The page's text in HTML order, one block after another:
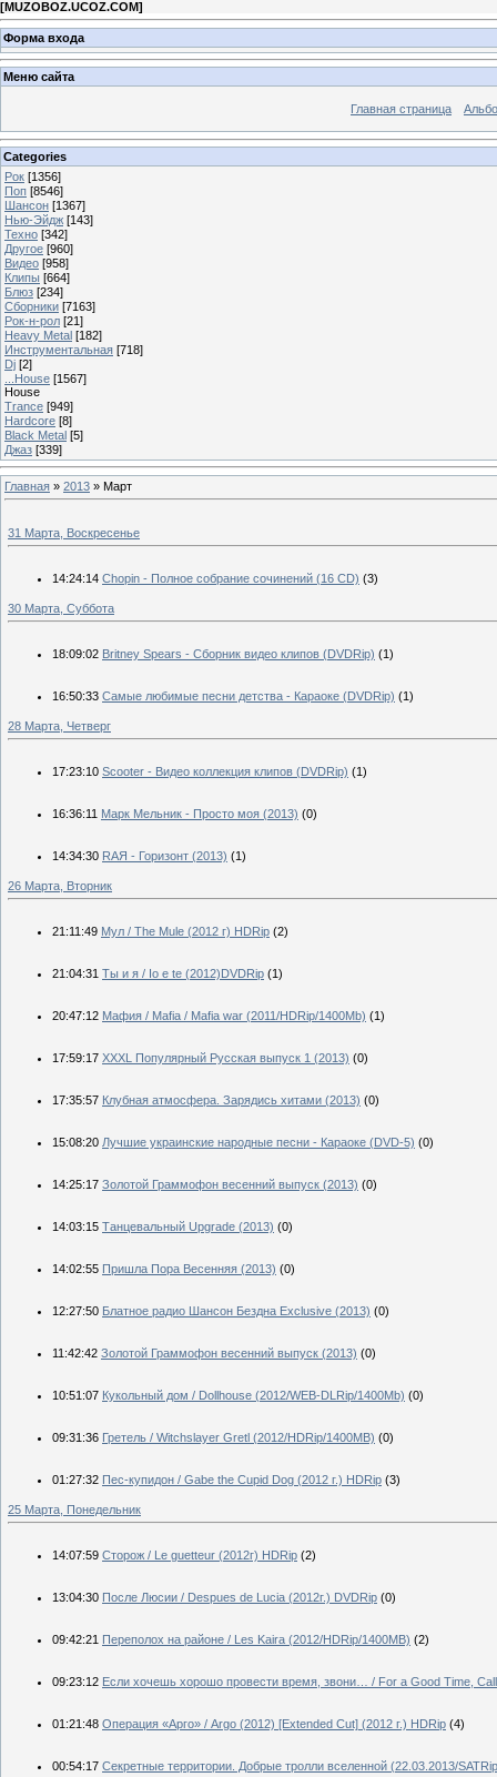
[MUZOBOZ.UCOZ.COM]
Форма входа
Меню сайта
Главная страница
Categories
Рок [1356]
Поп [8546]
Шансон [1367]
Нью-Эйдж [143]
Техно [342]
Другое [960]
Видео [958]
Клипы [664]
Блюз [234]
Сборники [7163]
Рок-н-рол [21]
Heavy Metal [182]
Инструментальная [718]
Dj [2]
...House [1567]
House
Trance [949]
Hardcore [8]
Black Metal [5]
Джаз [339]
Главная » 2013 » Март
31 Марта, Воскресенье
14:24:14 Chopin - Полное собрание сочинений (16 CD) (3)
30 Марта, Суббота
18:09:02 Britney Spears - Сборник видео клипов (DVDRip) (1)
16:50:33 Самые любимые песни детства - Караоке (DVDRip) (1)
28 Марта, Четверг
17:23:10 Scooter - Видео коллекция клипов (DVDRip) (1)
16:36:11 Марк Мельник - Просто моя (2013) (0)
14:34:30 RAЯ - Горизонт (2013) (1)
26 Марта, Вторник
21:11:49 Мул / The Mule (2012 г) HDRip (2)
21:04:31 Ты и я / Io e te (2012)DVDRip (1)
20:47:12 Мафия / Mafia / Mafia war (2011/HDRip/1400Mb) (1)
17:59:17 XXXL Популярный Русская выпуск 1 (2013) (0)
17:35:57 Клубная атмосфера. Зарядись хитами (2013) (0)
15:08:20 Лучшие украинские народные песни - Караоке (DVD-5) (0)
14:25:17 Золотой Граммофон весенний выпуск (2013) (0)
14:03:15 Танцевальный Upgrade (2013) (0)
14:02:55 Пришла Пора Весенняя (2013) (0)
12:27:50 Блатное радио Шансон Бездна Exclusive (2013) (0)
11:42:42 Золотой Граммофон весенний выпуск (2013) (0)
10:51:07 Кукольный дом / Dollhouse (2012/WEB-DLRip/1400Mb) (0)
09:31:36 Гретель / Witchslayer Gretl (2012/HDRip/1400MB) (0)
01:27:32 Пес-купидон / Gabe the Cupid Dog (2012 г.) HDRip (3)
25 Марта, Понедельник
14:07:59 Сторож / Le guetteur (2012г) HDRip (2)
13:04:30 После Люсии / Despues de Lucia (2012г.) DVDRip (0)
09:42:21 Переполох на районе / Les Kaira (2012/HDRip/1400MB) (2)
09:23:12 Если хочешь хорошо провести время, звони… / For a Good Time,
01:21:48 Операция «Арго» / Argo (2012) [Extended Cut] (2012 г.) HDRip (4)
00:54:17 Секретные территории. Добрые тролли вселенной (22.03.2013/